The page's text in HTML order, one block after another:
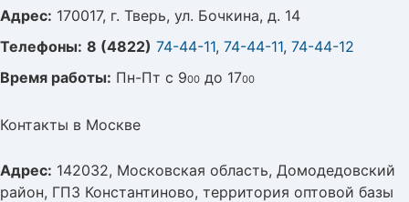
Адрес: 170017, г. Тверь, ул. Бочкина, д. 14
Телефоны: 8 (4822) 74-44-11, 74-44-11, 74-44-12
Время работы: Пн-Пт с 900 до 1700
Контакты в Москве
Адрес: 142032, Московская область, Домодедовский
район, ГПЗ Константиново, территория оптовой базы